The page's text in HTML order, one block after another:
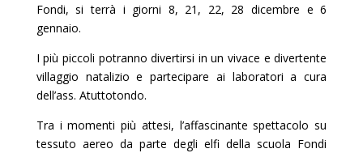
Fondi, si terrà i giorni 8, 21, 22, 28 dicembre e 6
gennaio.
I più piccoli potranno divertirsi in un vivace e divertente
villaggio natalizio e partecipare ai laboratori a cura
dell’ass. Atuttotondo.
Tra i momenti più attesi, l’affascinante spettacolo su
tessuto aereo da parte degli elfi della scuola Fondi